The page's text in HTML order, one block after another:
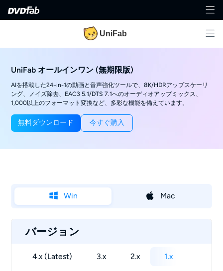
UniFab
UniFab オールインワン (無期限版)
AIを搭載した24-in-1の動画と音声強化ツールで、8K/HDRアップスケーリ
ング、ノイズ除去、EAC3 5.1/DTS 7.1へのオーディオアップミックス、
1,000以上のフォーマット変換など、多彩な機能を備えています。
無料ダウンロード 今すぐ購入
Win Mac
バージョン
4.x (Latest) 3.x 2.x 1.x